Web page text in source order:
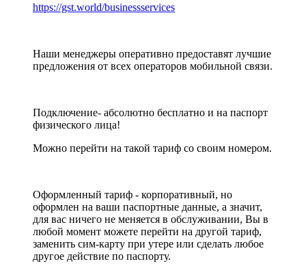
https://gst.world/businessservices
Наши менеджеры оперативно предоставят лучшие
предложения от всех операторов мобильной связи.
Подключение- абсолютно бесплатно и на паспорт
физического лица!
Можно перейти на такой тариф со своим номером.
Оформленный тариф - корпоративный, но
оформлен на ваши паспортные данные, а значит,
для вас ничего не меняется в обслуживании, Вы в
любой момент можете перейти на другой тариф,
заменить сим-карту при утере или сделать любое
другое действие по паспорту.